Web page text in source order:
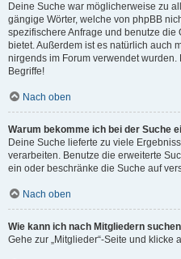
Deine Suche war möglicherweise zu
gängige Wörter, welche von phpBB
spezifischere Anfrage und benutze
bietet. Außerdem ist es natürlich auch
nirgends im Forum verwendet
Begriffe!
Nach oben
Warum bekomme ich bei der Suche
Deine Suche lieferte zu viele
verarbeiten. Benutze die erweiterte
ein oder beschränke die Suche auf
Nach oben
Wie kann ich nach Mitgliedern
Gehe zur „Mitglieder“-Seite und klicke